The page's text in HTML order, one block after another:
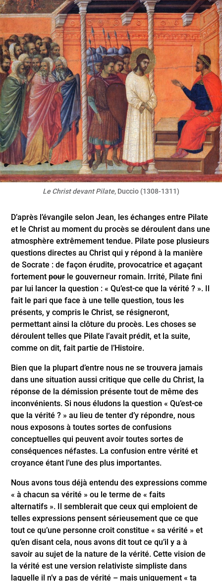
Le Christ devant Pilate, Duccio (1308-1311)
D’après l’évangile selon Jean, les échanges entre Pilate
et le Christ au moment du procès se déroulent dans une
atmosphère extrêmement tendue. Pilate pose plusieurs
questions directes au Christ qui y répond à la manière
de Socrate : de façon érudite, provocatrice et agaçant
fortementpourle gouverneur romain. Irrité, Pilate fini
par lui lancer la question : « Qu’est-ce que la vérité ? ». Il
fait le pari que face à une telle question, tous les
présents, y compris le Christ, se résigneront,
permettant ainsi la clôture du procès. Les choses se
déroulent telles que Pilate l’avait prédit, et la suite,
comme on dit, fait partie de l’Histoire.
Bien que la plupart d’entre nous ne se trouvera jamais
dans une situation aussi critique que celle du Christ, la
réponse de la démission présente tout de même des
inconvénients. Si nous éludons la question « Qu’est-ce
que la vérité ? » au lieu de tenter d’y répondre, nous
nous exposons à toutes sortes de confusions
conceptuelles qui peuvent avoir toutes sortes de
conséquences néfastes. La confusion entre vérité et
croyance étant l’une des plus importantes.
Nous avons tous déjà entendu des expressions comme
« à chacun sa vérité » ou le terme de « faits
alternatifs ». Il semblerait que ceux qui emploient de
telles expressions pensent sérieusement que ce que
tout ce qu’une personne croit constitue « sa vérité » et
qu’en disant cela, nous avons dit tout ce qu’il y a à
savoir au sujet de la nature de la vérité. Cette vision de
la vérité est une version relativiste simpliste dans
laquelle il n’y a pas de vérité – mais uniquement « ta